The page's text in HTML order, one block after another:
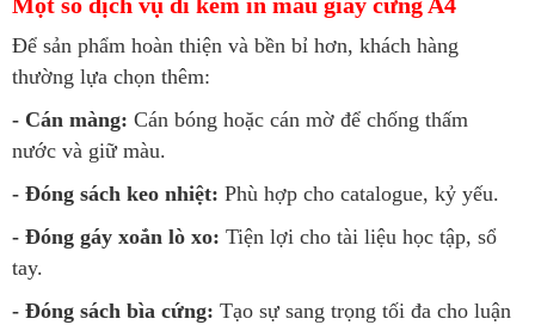
Để sản phẩm hoàn thiện và bền bỉ hơn, khách hàng
thường lựa chọn thêm:
- Cán màng: Cán bóng hoặc cán mờ để chống thấm
nước và giữ màu.
- Đóng sách keo nhiệt: Phù hợp cho catalogue, kỷ yếu.
- Đóng gáy xoắn lò xo: Tiện lợi cho tài liệu học tập, sổ
tay.
- Đóng sách bìa cứng: Tạo sự sang trọng tối đa cho luận